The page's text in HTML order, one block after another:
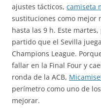
ajustes tácticos, camiseta
sustituciones como mejor
hasta las 9 h. Este
partido que el Sevilla
Champions League.
fallar en la Final Four y
ronda de la ACB,
perímetro como uno de
mejorar.